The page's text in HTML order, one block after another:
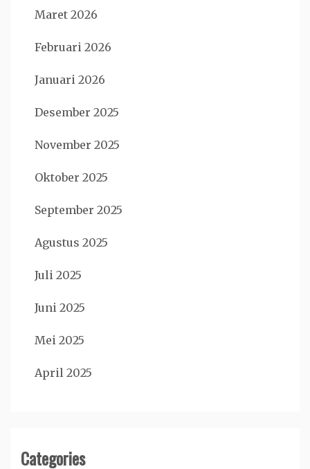
Maret 2026
Februari 2026
Januari 2026
Desember 2025
November 2025
Oktober 2025
September 2025
Agustus 2025
Juli 2025
Juni 2025
Mei 2025
April 2025
Categories